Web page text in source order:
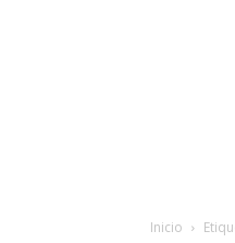
Inicio